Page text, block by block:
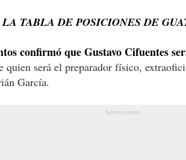
TABLA DE POSICIONES DE
confirmó que Gustavo Cifuentes
quien será el preparador físico,
García.